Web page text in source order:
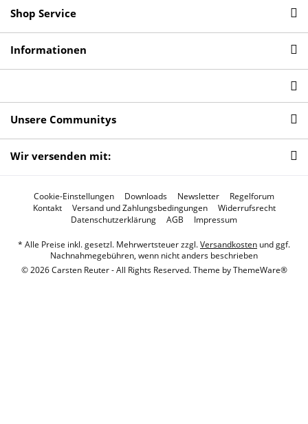
Shop Service
Informationen
Unsere Communitys
Wir versenden mit:
Cookie-Einstellungen Downloads Newsletter
Regelforum
Kontakt
Versand und Zahlungsbedingungen
Widerrufsrecht
Datenschutzerklärung
AGB Impressum
* Alle Preise inkl. gesetzl. Mehrwertsteuer zzgl.Versandkosten und ggf.
Nachnahmegebühren, wenn nicht anders beschrieben
© 2026 Carsten Reuter - All Rights Reserved. Theme byThemeWare®